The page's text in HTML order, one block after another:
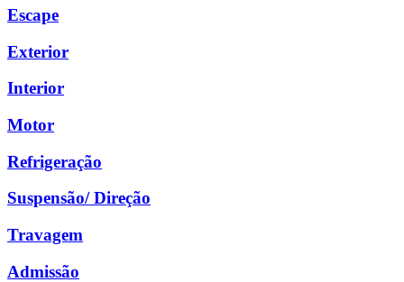
Escape
Exterior
Interior
Motor
Refrigeração
Suspensão/ Direção
Travagem
Admissão